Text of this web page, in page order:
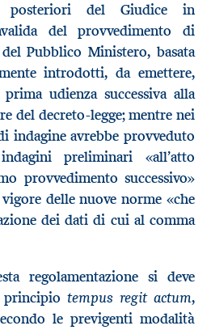
posteriori del Giudice in
del provvedimento di
Pubblico Ministero, basata
introdotti, da emettere,
udienza successiva alla
del decreto-legge; mentre nei
indagine avrebbe provveduto
preliminari «all’atto
provvedimento successivo»
delle nuove norme «che
dei dati di cui al comma
regolamentazione si deve
tempus regit actum,
le previgenti modalità